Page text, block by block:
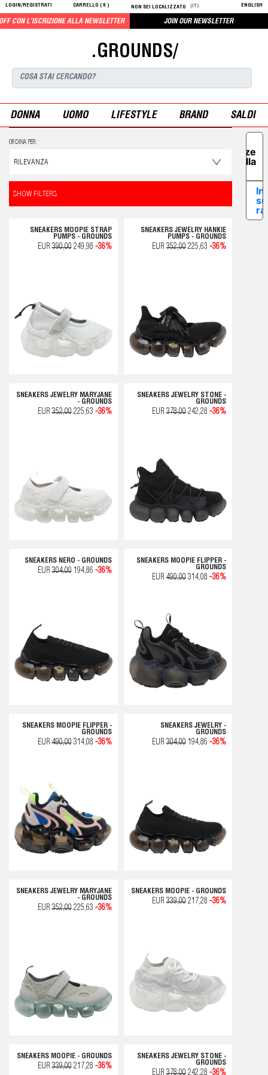
LOGIN/REGISTRATI CARRELLO ( 0 ) NON SEI LOCALIZZATO (IT) ENGLISH
L'ISCRIZIONE ALLA NEWSLETTER JOIN OUR NEWSLETTER
.GROUNDS/
DONNA UOMO LIFESTYLE BRAND SALDI
ORDINA PER:
SHOW FILTERS
SNEAKERS MOOPIE STRAP
PUMPS - GROUNDS
EUR390,00249,98 -36%
SNEAKERS JEWELRY HANKIE
PUMPS - GROUNDS
EUR 352,00 225,63 -36%
SNEAKERS JEWELRY MARYJANE
- GROUNDS
EUR352,00225,63 -36%
SNEAKERS JEWELRY STONE -
GROUNDS
EUR 378,00 242,28 -36%
SNEAKERS NERO - GROUNDS
EUR304,00194,86 -36%
SNEAKERS MOOPIE FLIPPER -
GROUNDS
EUR 490,00 314,08 -36%
SNEAKERS MOOPIE FLIPPER -
GROUNDS
EUR490,00314,08 -36%
SNEAKERS JEWELRY -
GROUNDS
EUR 304,00 194,86 -36%
SNEAKERS JEWELRY MARYJANE
- GROUNDS
EUR352,00225,63 -36%
SNEAKERS MOOPIE - GROUNDS
EUR 339,00 217,28 -36%
SNEAKERS MOOPIE - GROUNDS
EUR339,00217,28 -36%
SNEAKERS JEWELRY STONE -
GROUNDS
EUR 378,00 242,28 -36%
preferenze
relative alla